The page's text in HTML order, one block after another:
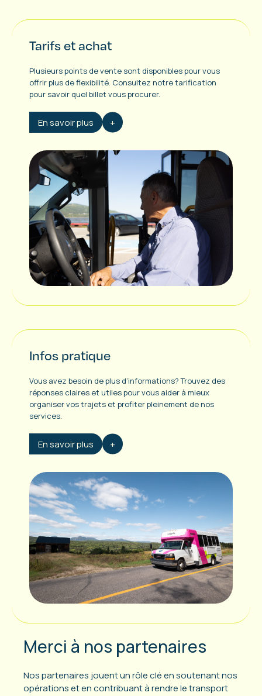
Tarifs et achat
Plusieurs points de vente sont disponibles pour vous
offrir plus de flexibilité. Consultez notre tarification
pour savoir quel billet vous procurer.
En savoir plus
Infos pratique
Vous avez besoin de plus d’informations? Trouvez des
réponses claires et utiles pour vous aider à mieux
organiser vos trajets et profiter pleinement de nos
services.
En savoir plus
Merci à nos partenaires
Nos partenaires jouent un rôle clé en soutenant nos
opérations et en contribuant à rendre le transport